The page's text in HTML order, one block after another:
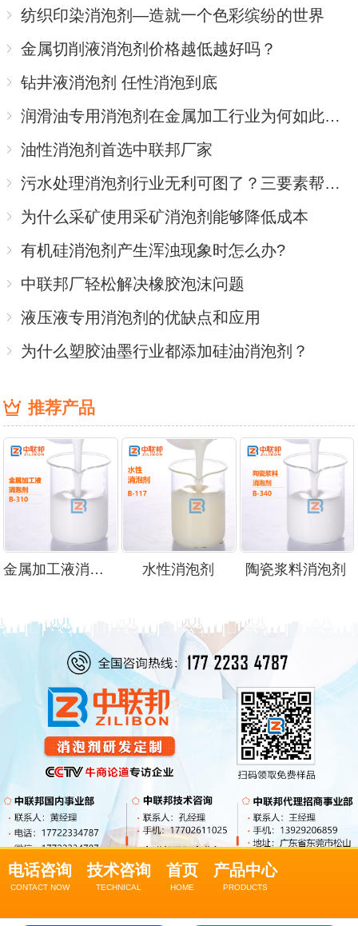
纺织印染消泡剂—造就一个色彩缤纷的世界
金属切削液消泡剂价格越低越好吗？
钻井液消泡剂 任性消泡到底
润滑油专用消泡剂在金属加工行业为何如此受捧？
油性消泡剂首选中联邦厂家
污水处理消泡剂行业无利可图了？三要素帮你赢回主场
为什么采矿使用采矿消泡剂能够降低成本
有机硅消泡剂产生浑浊现象时怎么办?
中联邦厂轻松解决橡胶泡沫问题
液压液专用消泡剂的优缺点和应用
为什么塑胶油墨行业都添加硅油消泡剂？
推荐产品
金属加工液消泡剂 水性消泡剂 陶瓷浆料消泡剂
电话咨询
CONTACT NOW
技术咨询
TECHNICAL
首页
HOME
产品中心
PRODUCTS